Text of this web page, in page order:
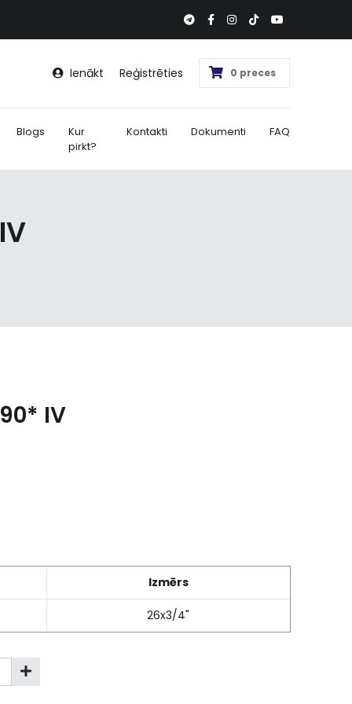
Ienākt Reģistrēties 0 preces
Blogs
Kur
pirkt?
Kontakti Dokumenti FAQ
IV
Izmērs
26x3/4"